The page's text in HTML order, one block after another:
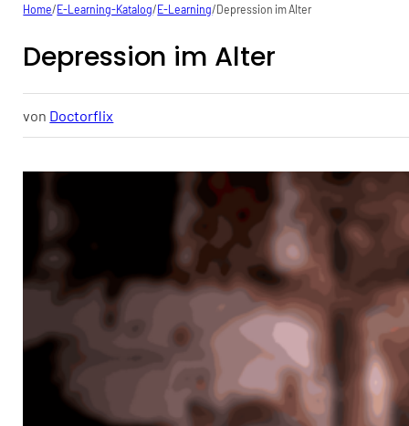
Home/ E-Learning-Katalog/ E-Learning/ Depression im Alter
Depression im Alter
von Doctorflix